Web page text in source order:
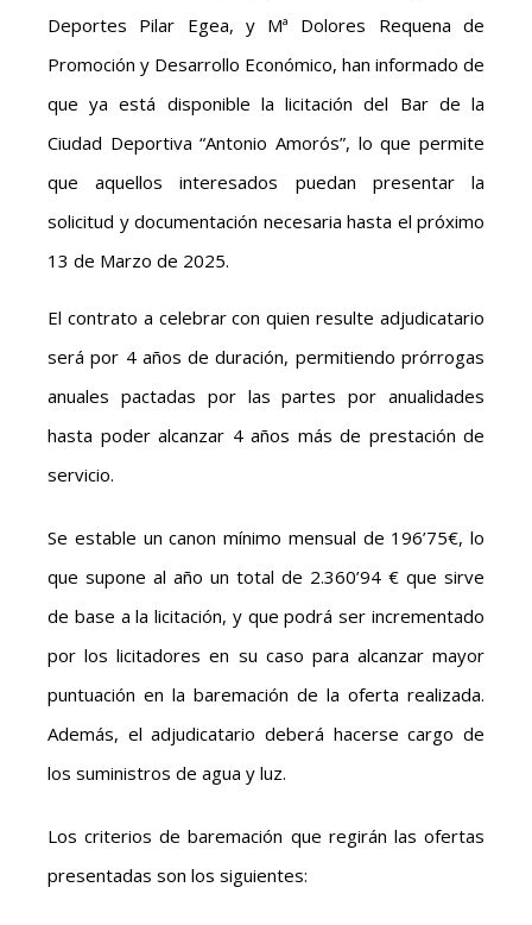
Deportes Pilar Egea, y Mª Dolores Requena de
Promoción y Desarrollo Económico, han informado de
que ya está disponible la licitación del Bar de la
Ciudad Deportiva “Antonio Amorós”, lo que permite
que aquellos interesados puedan presentar la
solicitud y documentación necesaria hasta el próximo
13 de Marzo de 2025.
El contrato a celebrar con quien resulte adjudicatario
será por 4 años de duración, permitiendo prórrogas
anuales pactadas por las partes por anualidades
hasta poder alcanzar 4 años más de prestación de
servicio.
Se estable un canon mínimo mensual de 196’75€, lo
que supone al año un total de 2.360’94 € que sirve
de base a la licitación, y que podrá ser incrementado
por los licitadores en su caso para alcanzar mayor
puntuación en la baremación de la oferta realizada.
Además, el adjudicatario deberá hacerse cargo de
los suministros de agua y luz.
Los criterios de baremación que regirán las ofertas
presentadas son los siguientes: